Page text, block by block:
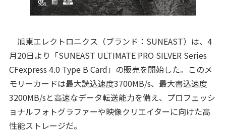
旭東エレクトロニクス（ブランド：SUNEAST）は、4
月20日より「SUNEAST ULTIMATE PRO SILVER Series
CFexpress 4.0 Type B Card」の販売を開始した。このメ
モリーカードは最大読込速度3700MB/s、最大書込速度
3200MB/sと高速なデータ転送能力を備え、プロフェッシ
ョナルフォトグラファーや映像クリエイターに向けた高
性能ストレージだ。